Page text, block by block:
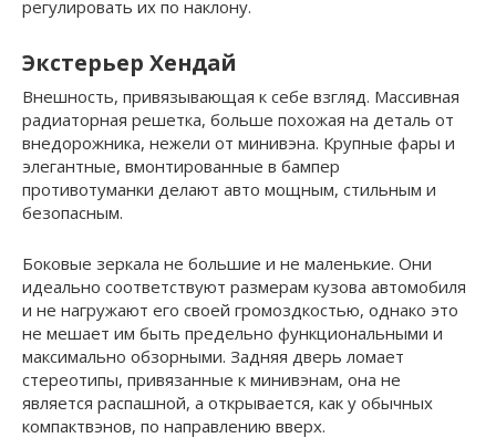
регулировать их по наклону.
Экстерьер Хендай
Внешность, привязывающая к себе взгляд. Массивная
радиаторная решетка, больше похожая на деталь от
внедорожника, нежели от минивэна. Крупные фары и
элегантные, вмонтированные в бампер
противотуманки делают авто мощным, стильным и
безопасным.
Боковые зеркала не большие и не маленькие. Они
идеально соответствуют размерам кузова автомобиля
и не нагружают его своей громоздкостью, однако это
не мешает им быть предельно функциональными и
максимально обзорными. Задняя дверь ломает
стереотипы, привязанные к минивэнам, она не
является распашной, а открывается, как у обычных
компактвэнов, по направлению вверх.